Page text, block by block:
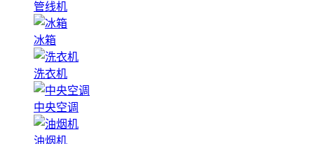
管线机
冰箱
洗衣机
中央空调
油烟机